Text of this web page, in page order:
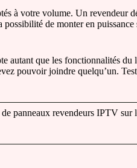
à votre volume. Un revendeur
de monter en puissance
autant que les fonctionnalités du
pouvoir joindre quelqu’un.
panneaux revendeurs IPTV sur